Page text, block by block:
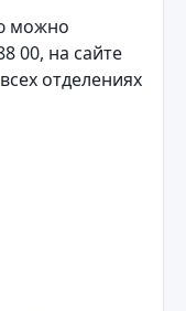
можно
00, на сайте
отделениях